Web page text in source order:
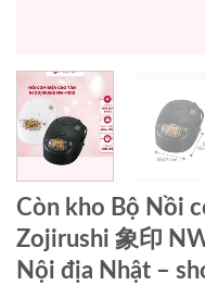
Còn kho Bộ Nồi
Zojirushi 象印
Nội địa Nhật –